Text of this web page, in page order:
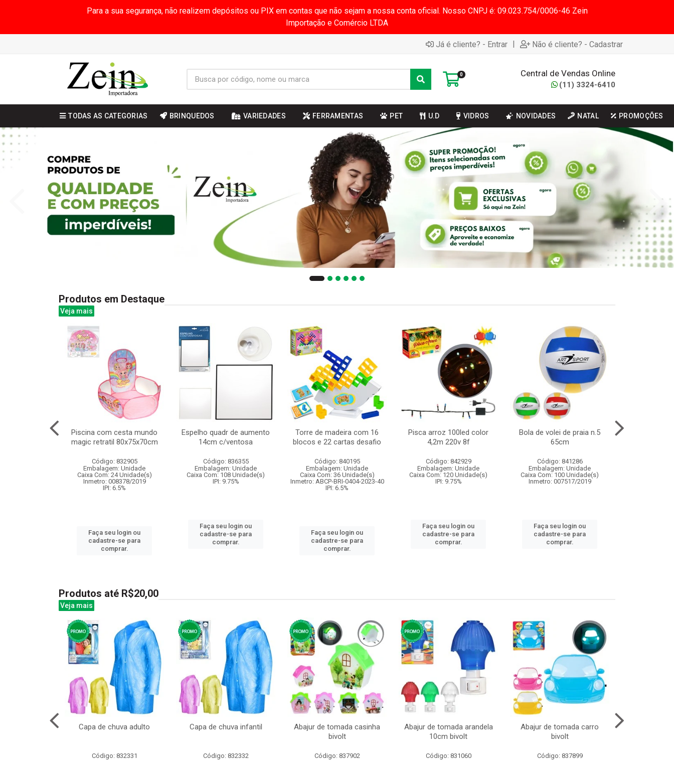
Para a sua segurança, não realizem depósitos ou PIX em contas que não sejam a nossa conta oficial. Nosso CNPJ é: 09.023.754/0006-46 Zein
Importação e Comércio LTDA
Já é cliente? - Entrar | Não é cliente? - Cadastrar
0 Central de Vendas Online
(11) 3324-6410
TODAS AS CATEGORIAS BRINQUEDOS VARIEDADES FERRAMENTAS PET U.D VIDROS NOVIDADES NATAL PROMOÇÕES
Produtos em Destaque
Veja mais
Piscina com cesta mundo
magic retratil 80x75x70cm
Código: 832905
Embalagem: Unidade
Caixa Com: 24 Unidade(s)
Inmetro: 008378/2019
IPI: 6.5%
Faça seu login ou
cadastre-se para
comprar.
Espelho quadr de aumento
14cm c/ventosa
Código: 836355
Embalagem: Unidade
Caixa Com: 108 Unidade(s)
IPI: 9.75%
Faça seu login ou
cadastre-se para
comprar.
Torre de madeira com 16
blocos e 22 cartas desafio
Código: 840195
Embalagem: Unidade
Caixa Com: 36 Unidade(s)
Inmetro: ABCP-BRI-0404-2023-40
IPI: 6.5%
Faça seu login ou
cadastre-se para
comprar.
Pisca arroz 100led color
4,2m 220v 8f
Código: 842929
Embalagem: Unidade
Caixa Com: 120 Unidade(s)
IPI: 9.75%
Faça seu login ou
cadastre-se para
comprar.
Bola de volei de praia n.5
65cm
Código: 841286
Embalagem: Unidade
Caixa Com: 100 Unidade(s)
Inmetro: 007517/2019
Faça seu login ou
cadastre-se para
comprar.
Produtos até R$20,00
Veja mais
Capa de chuva adulto
Código: 832331
Capa de chuva infantil
Código: 832332
Abajur de tomada casinha
bivolt
Código: 837902
Abajur de tomada arandela
10cm bivolt
Código: 831060
Abajur de tomada carro
bivolt
Código: 837899